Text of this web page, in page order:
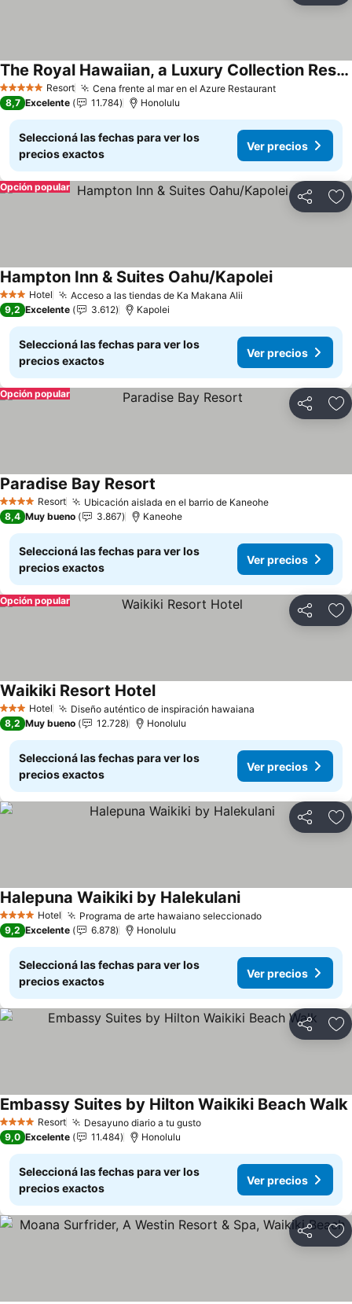
5 Estrellas Resort Cena frente al mar en el Azure RestaurantVer precios
The Royal Hawaiian, a Luxury Collection Resort, Waikiki
Ver precios
8,7 Excelente 11.784 Honolulu
Seleccioná las fechas para ver los
precios exactos
Ver precios
Compartir
Opción popular
3 Estrellas
Hotel Acceso a las tiendas de Ka Makana Alii
Hampton Inn & Suites Oahu/KapoleiVer precios
9,2 Excelente 3.612 Kapolei
Seleccioná las fechas para ver los
precios exactos
Ver precios
Compartir
Opción popular
4 EstrellasResort Ubicación aislada en el barrio de KaneoheVer precios
Paradise Bay Resort
8,4 Muy bueno 3.867 Kaneohe
Seleccioná las fechas para ver los
precios exactos
Ver precios
Compartir
Opción popular
3 Estrellas
Hotel Diseño auténtico de inspiración hawaiana
Waikiki Resort HotelVer precios
8,2 Muy bueno 12.728 Honolulu
Seleccioná las fechas para ver los
precios exactos
Ver precios
Compartir
4 EstrellasHotel Programa de arte hawaiano seleccionadoVer precios
Halepuna Waikiki by HalekulaniVer precios
9,2 Excelente 6.878 Honolulu
Seleccioná las fechas para ver los
precios exactos
Ver precios
Compartir
4 EstrellasResort Desayuno diario a tu gustoVer precios
Embassy Suites by Hilton Waikiki Beach Walk
9,0 Excelente 11.484 Honolulu
Seleccioná las fechas para ver los
precios exactos
Ver precios
Compartir